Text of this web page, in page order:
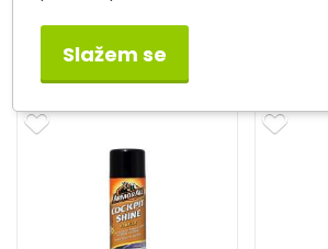
Slični proizvodi
Slažem se